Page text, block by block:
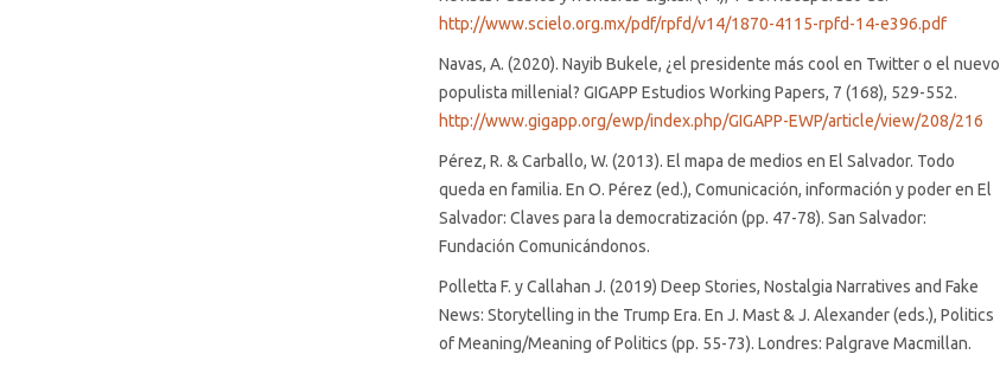
http://www.scielo.org.mx/pdf/rpfd/v14/1870-4115-rpfd-14-e396.pdf
Navas, A. (2020). Nayib Bukele, ¿el presidente más cool en Twitter o el nuevo
populista millenial? GIGAPP Estudios Working Papers, 7 (168), 529-552.
http://www.gigapp.org/ewp/index.php/GIGAPP-EWP/article/view/208/216
Pérez, R. & Carballo, W. (2013). El mapa de medios en El Salvador. Todo
queda en familia. En O. Pérez (ed.), Comunicación, información y poder en El
Salvador: Claves para la democratización (pp. 47-78). San Salvador:
Fundación Comunicándonos.
Polletta F. y Callahan J. (2019) Deep Stories, Nostalgia Narratives and Fake
News: Storytelling in the Trump Era. En J. Mast & J. Alexander (eds.), Politics
of Meaning/Meaning of Politics (pp. 55-73). Londres: Palgrave Macmillan.